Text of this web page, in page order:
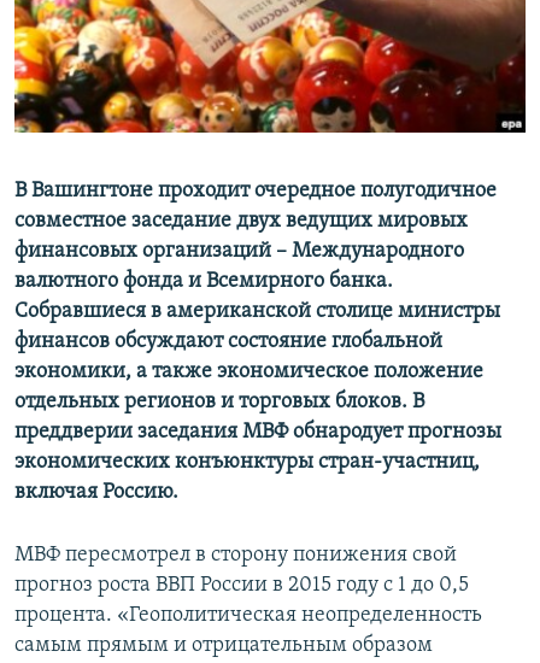
КРЫМ.НЕПОКОРЕННЫЙ
ELIFBE
УКРАИНСКАЯ ПРОБЛЕМА КРЫМА
В Вашингтоне проходит очередное полугодичное
совместное заседание двух ведущих мировых
финансовых организаций – Международного
валютного фонда и Всемирного банка.
Собравшиеся в американской столице министры
финансов обсуждают состояние глобальной
экономики, а также экономическое положение
отдельных регионов и торговых блоков. В
преддверии заседания МВФ обнародует прогнозы
экономических конъюнктуры стран-участниц,
включая Россию.
МВФ пересмотрел в сторону понижения свой
прогноз роста ВВП России в 2015 году с 1 до 0,5
процента. «Геополитическая неопределенность
самым прямым и отрицательным образом